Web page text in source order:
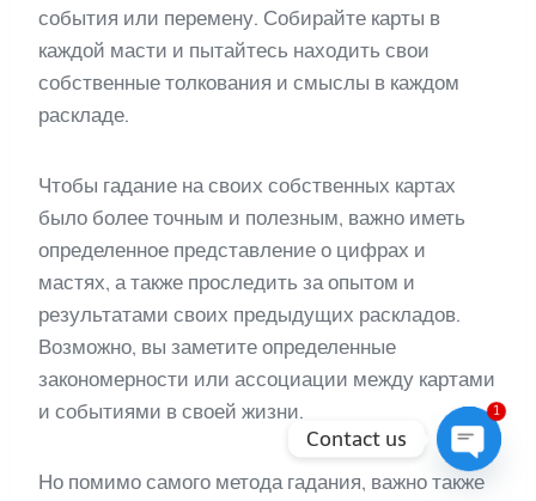
события или перемену. Собирайте карты в
каждой масти и пытайтесь находить свои
собственные толкования и смыслы в каждом
раскладе.
Чтобы гадание на своих собственных картах
было более точным и полезным, важно иметь
определенное представление о цифрах и
мастях, а также проследить за опытом и
результатами своих предыдущих раскладов.
Возможно, вы заметите определенные
закономерности или ассоциации между картами
и событиями в своей жизни.
Но помимо самого метода гадания, важно также
Contact us
Open
1